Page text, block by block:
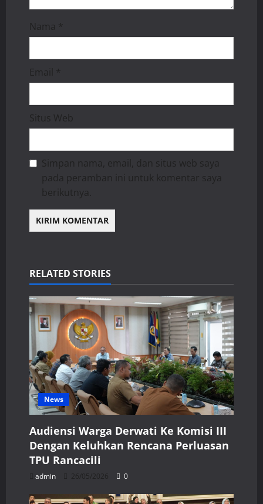
Nama *
Email *
Situs Web
Simpan nama, email, dan situs web saya
pada peramban ini untuk komentar saya
berikutnya.
RELATED STORIES
News
Audiensi Warga Derwati Ke Komisi III
Dengan Keluhkan Rencana Perluasan
TPU Rancacili
admin 26/05/2026 0